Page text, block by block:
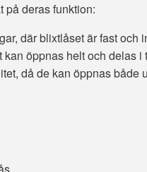
på deras funktion:
där blixtlåset är fast och
öppnas helt och delas i
då de kan öppnas